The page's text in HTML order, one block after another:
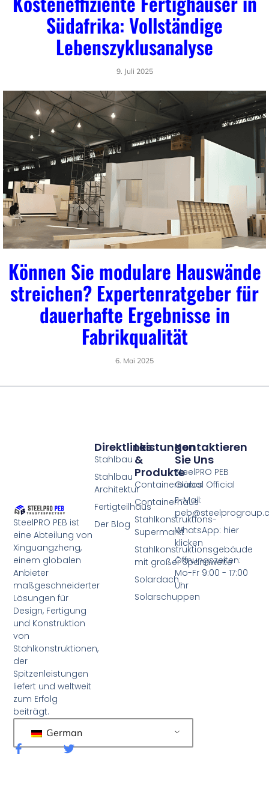
Südafrika: Vollständige
Lebenszyklusanalyse
9. Juli 2025
Können Sie modulare Hauswände
streichen? Expertenratgeber für
dauerhafte Ergebnisse in
Fabrikqualität
6. Mai 2025
SteelPRO PEB ist
eine Abteilung von
Xinguangzheng,
einem globalen
Anbieter
maßgeschneiderter
Lösungen für
Design, Fertigung
und Konstruktion
von
Stahlkonstruktionen,
der
Spitzenleistungen
liefert und weltweit
zum Erfolg
beiträgt.
German
F
a
T
Leistungen
&
Produkte
Containerbüros
Containerhaus
Stahlkonstruktions-
Supermarkt
Stahlkonstruktionsgebäude
mit großer Spannweite
Solardach
Solarschuppen
Direktlinks
Stahlbau
Stahlbau
Architektur
Fertigteilhaus
Der Blog
Kontaktieren
Sie Uns
SteelPRO PEB
Global Official
E-Mail:
WhatsApp: hier
klicken
Öffnungszeiten:
Mo-Fr 9:00 - 17:00
Uhr